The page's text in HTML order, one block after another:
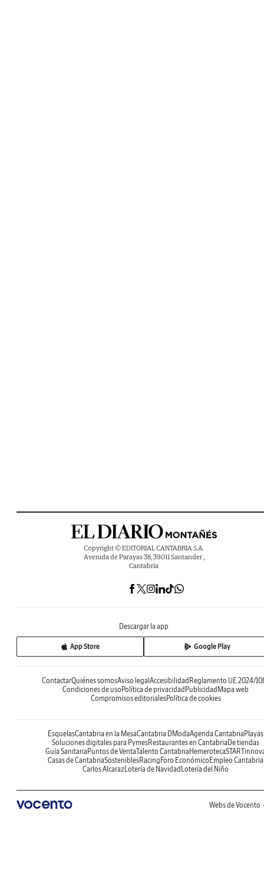
Copyright © EDITORIAL CANTABRIA S.A.
Avenida de Parayas 38, 39011 Santander ,
Cantabria
Descargar la app
App Store Google Play
ContactarQuiénes somosAviso legalAccesibilidadReglamento UE 2024/
Condiciones de usoPolítica de privacidadPublicidadMapa web
Compromisos editorialesPolítica de cookies
EsquelasCantabria en la MesaCantabria DModaAgenda CantabriaPlayas
Soluciones digitales para PymesRestaurantes en CantabriaDe tiendas
Guía SanitariaPuntos de VentaTalento CantabriaHemeroteca
Casas de CantabriaSosteniblesRacingForo EconómicoEmpleo Cantabria
Carlos AlcarazLotería de NavidadLotería del Niño
Webs de Vocento